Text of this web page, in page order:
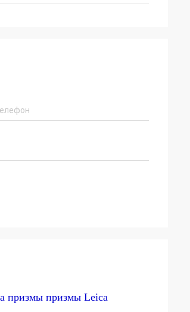
призмы призмы Leica